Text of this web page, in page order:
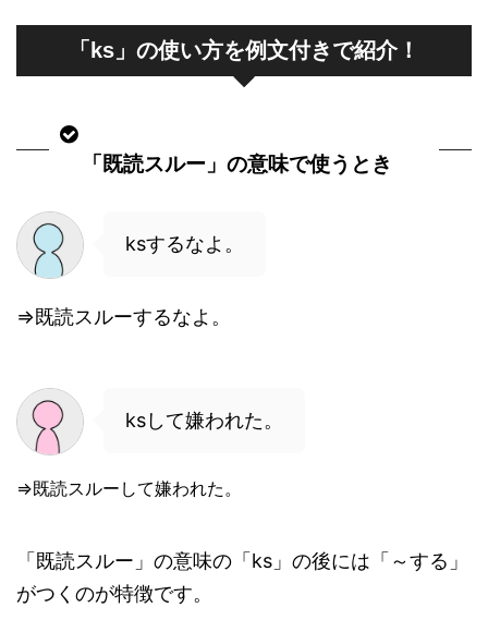
「ks」の使い方を例文付きで紹介！
「既読スルー」の意味で使うとき
ksするなよ。
⇒既読スルーするなよ。
ksして嫌われた。
⇒既読スルーして嫌われた。
「既読スルー」の意味の「ks」の後には「～する」
がつくのが特徴です。